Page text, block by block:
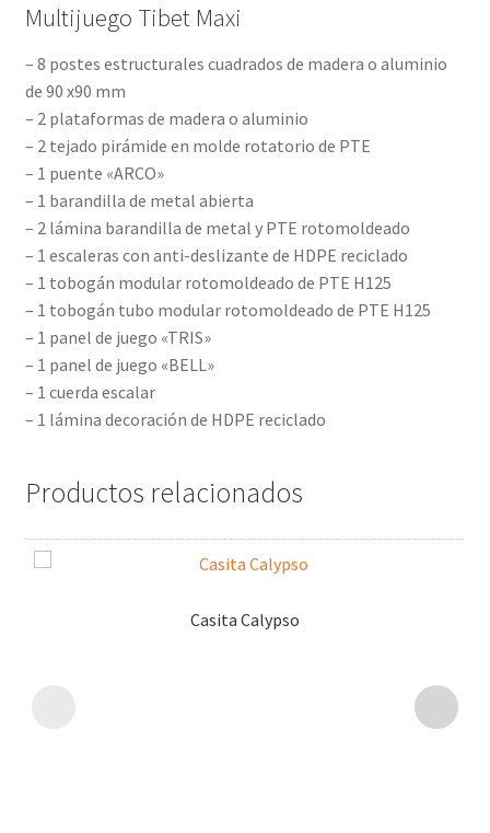
Multijuego Tibet Maxi
– 8 postes estructurales cuadrados de madera o aluminio
de 90 x90 mm
– 2 plataformas de madera o aluminio
– 2 tejado pirámide en molde rotatorio de PTE
– 1 puente «ARCO»
– 1 barandilla de metal abierta
– 2 lámina barandilla de metal y PTE rotomoldeado
– 1 escaleras con anti-deslizante de HDPE reciclado
– 1 tobogán modular rotomoldeado de PTE H125
– 1 tobogán tubo modular rotomoldeado de PTE H125
– 1 panel de juego «TRIS»
– 1 panel de juego «BELL»
– 1 cuerda escalar
– 1 lámina decoración de HDPE reciclado
Productos relacionados
Casita Calypso